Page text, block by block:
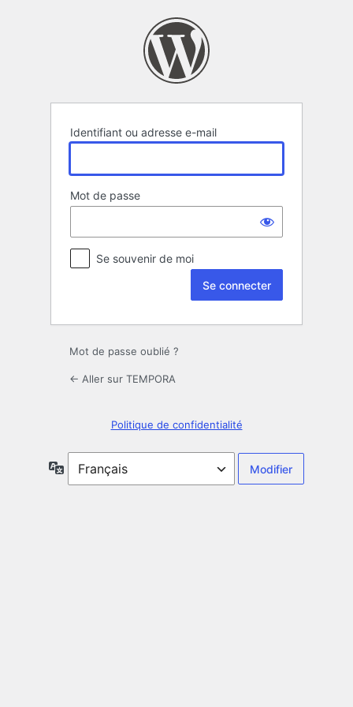
Identifiant ou adresse e-mail
Mot de passe
Se souvenir de moi
Mot de passe oublié ?
← Aller sur TEMPORA
Politique de confidentialité
Langue